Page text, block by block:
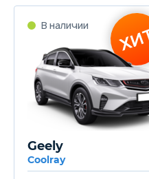
Geely
Coolray